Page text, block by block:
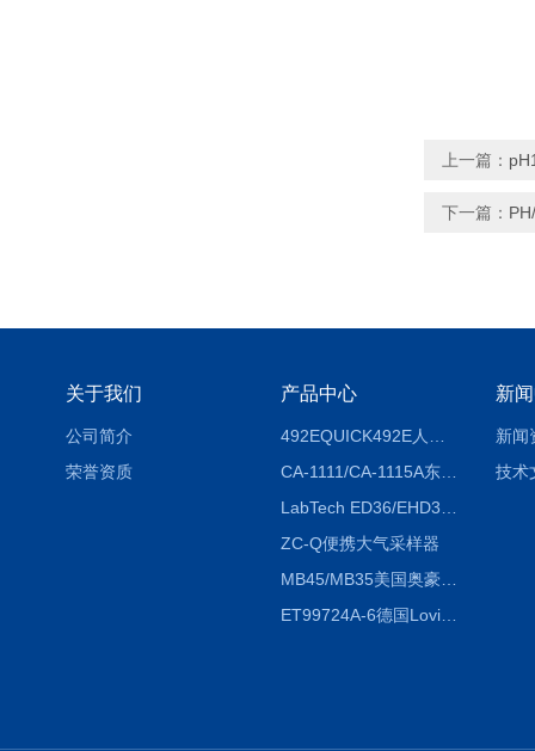
上一篇：
下一篇：
关于我们
公司简介
荣誉资质
产品中心
CA-1111/CA-1115A东京理化EYELA CA-1111/CA-1115A冷却水循环装置
ZC-Q便携大气采样器
MB45/MB35美国奥豪斯OHAUS MB45/MB35卤素红外水分测定仪
ET99724A-6德国Lovibond ET99724A-6微电脑BOD测定仪
新
新闻
技术